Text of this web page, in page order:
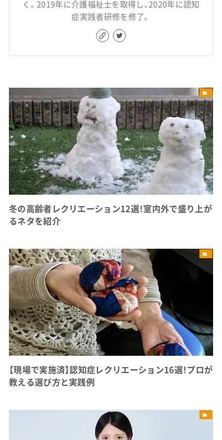
く。2019年に介護福祉士を取得し、2020年に認知
症実践者研修を修了。
冬の高齢者レクリエーション12選！室内外で盛り上が
るネタを紹介
【現場で実施済】認知症レクリエーション16選！プロが
教える選び方と実践例